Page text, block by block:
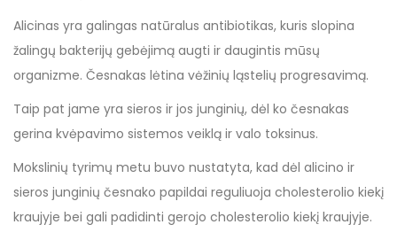
Alicinas yra galingas natūralus antibiotikas, kuris slopina
žalingų bakterijų gebėjimą augti ir daugintis mūsų
organizme. Česnakas lėtina vėžinių ląstelių progresavimą.
Taip pat jame yra sieros ir jos junginių, dėl ko česnakas
gerina kvėpavimo sistemos veiklą ir valo toksinus.
Mokslinių tyrimų metu buvo nustatyta, kad dėl alicino ir
sieros junginių česnako papildai reguliuoja cholesterolio kiekį
kraujyje bei gali padidinti gerojo cholesterolio kiekį kraujyje.